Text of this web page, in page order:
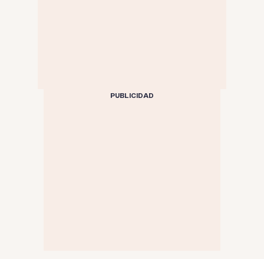
PUBLICIDAD